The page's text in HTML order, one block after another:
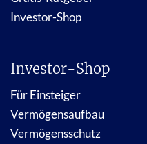
Investor-Shop
Investor-Shop
Für Einsteiger
Vermögensaufbau
Vermögensschutz